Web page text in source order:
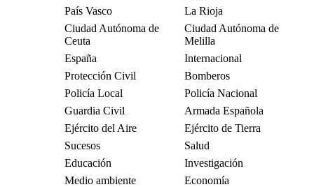
País Vasco
La Rioja
Ciudad Autónoma de
Ceuta
Ciudad Autónoma de
Melilla
España
Internacional
Protección Civil
Bomberos
Policía Local
Policía Nacional
Guardia Civil
Armada Española
Ejército del Aire
Ejército de Tierra
Sucesos
Salud
Educación
Investigación
Medio ambiente
Economía